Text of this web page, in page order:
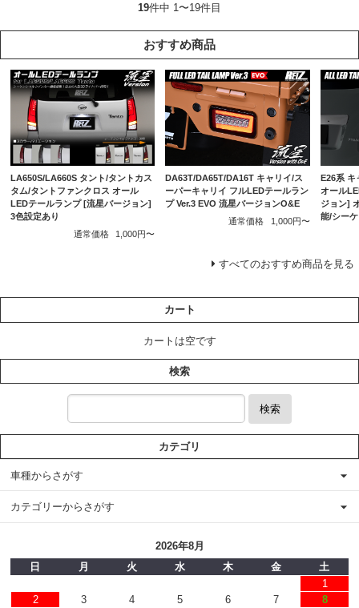
19件中 1〜19件目
おすすめ商品
LA650S/LA660S タント/タントカス
タム/タントファンクロス オール
LEDテールランプ [流星バージョン]
3色設定あり
通常価格
1,000円〜
DA63T/DA65T/DA16T キャリイ/ス
ーパーキャリイ フルLEDテールラン
プ Ver.3 EVO 流星バージョンO&E
通常価格
1,000円〜
E26系 キ
オール
ジョン]
能/シー
すべてのおすすめ商品を見る
カート
カートは空です
検索
検索
カテゴリ
車種からさがす
カテゴリーからさがす
2026年8月
日
月 火 水 木 金
土
1
2
3 4 5 6 7
8